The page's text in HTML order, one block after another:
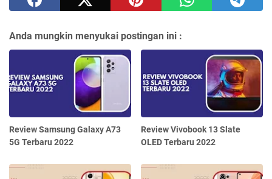
Anda mungkin menyukai postingan ini :
Review Samsung Galaxy A73
5G Terbaru 2022
Review Vivobook 13 Slate
OLED Terbaru 2022